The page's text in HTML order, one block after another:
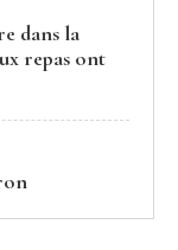
dans la
repas ont